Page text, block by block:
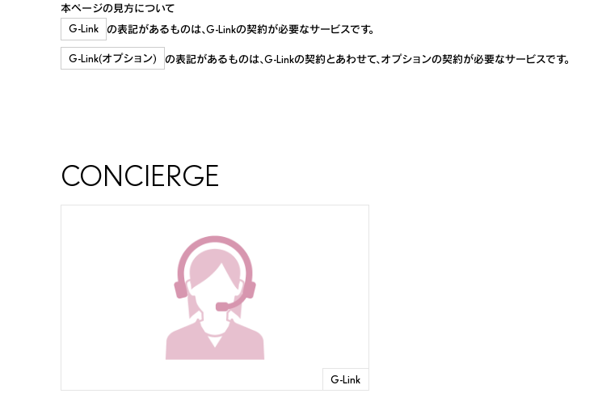
GX
RX 2022年11月～
RZ 2023年3月～
NX
2021年10月～2024年2月 ※9.8インチディスプレイ搭載車
2020年7月～2021年9月
NX450h+2021年10月～
本ページの見方について
G-Link
の表記があるものは、G-Linkの契約が必要なサービスです。
G-Link(オプション) の表記があるものは、G-Linkの契約とあわせて、オプションの契約が必要なサービスです。
CONCIERGE
G-Link